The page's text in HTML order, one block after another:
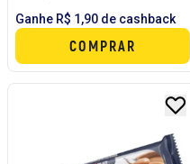
Ganhe R$ 1,90 de cashback
COMPRAR